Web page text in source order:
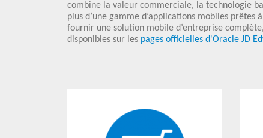
combine la valeur commerciale, la technologie
plus d’une gamme d’applications mobiles prêtes
fournir une solution mobile d’entreprise
disponibles sur les pages officielles d'Oracle JD